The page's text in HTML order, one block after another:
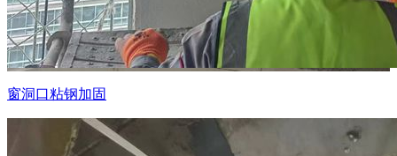
窗洞口粘钢加固